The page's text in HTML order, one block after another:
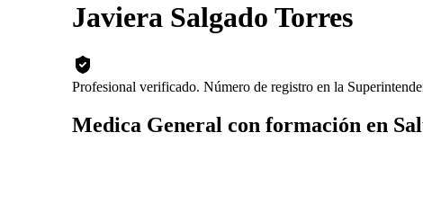
Javiera Salgado Torres
Profesional verificado. Número de registro en la
Medica General con formación en